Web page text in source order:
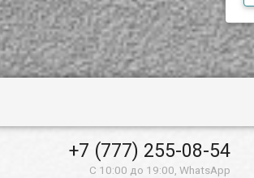
+7 (777) 255-08-54
С 10:00 до 19:00, WhatsApp